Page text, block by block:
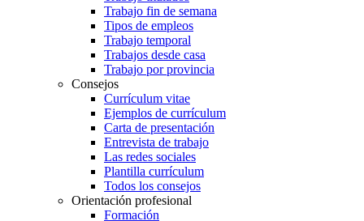
Trabajo fin de semana
Tipos de empleos
Trabajo temporal
Trabajos desde casa
Trabajo por provincia
Consejos
Currículum vitae
Ejemplos de currículum
Carta de presentación
Entrevista de trabajo
Las redes sociales
Plantilla currículum
Todos los consejos
Orientación profesional
Formación